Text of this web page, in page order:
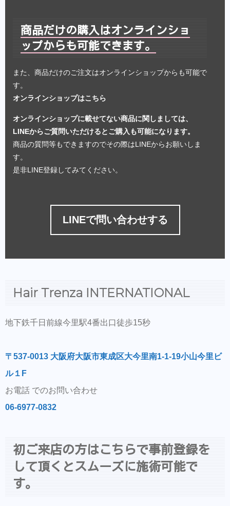
商品だけの購入はオンラインショ
ップからも可能できます。
また、商品だけのご注文はオンラインショップからも可能で
す。
オンラインショップはこちら
オンラインショップに載せてない商品に関しましては、
LINEからご質問いただけるとご購入も可能になります。
商品の質問等もできますのでその際はLINEからお願いしま
す。
是非LINE登録してみてください。
LINEで問い合わせする
Hair Trenza INTERNATIONAL
地下鉄千日前線今里駅4番出口徒歩15秒
〒537-0013 大阪府大阪市東成区大今里南1-1-19小山今里ビ
ル１F
お電話 でのお問い合わせ
06-6977-0832
初ご来店の方はこちらで事前登録を
して頂くとスムーズに施術可能で
す。